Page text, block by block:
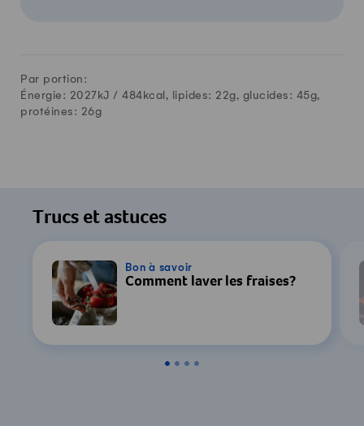
Par portion:
Énergie: 2027kJ / 484 kcal, lipides: 22g, glucides: 45g,
protéines: 26g
Trucs et astuces
Bon à savoir
Comment laver les fraises?